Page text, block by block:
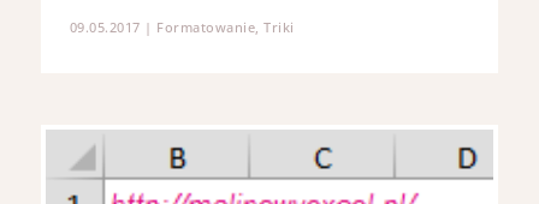
09.05.2017 | Formatowanie ,Triki